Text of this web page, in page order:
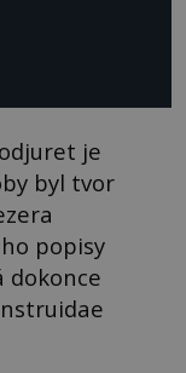
je
byl tvor
popisy
dokonce